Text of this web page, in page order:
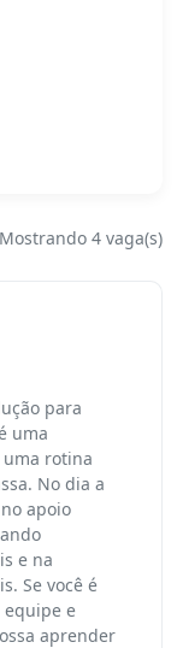
Mostrando 4 vaga(s)
para
uma
rotina
No dia a
apoio
e na
Se você é
equipe e
aprender